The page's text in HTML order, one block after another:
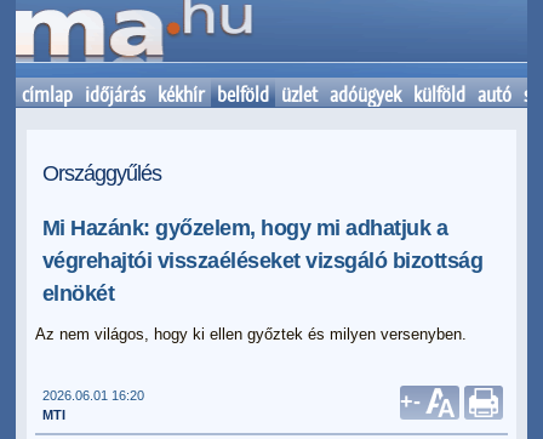
címlap időjárás kékhír belföld üzlet adóügyek külföld autó
Országgyűlés
Mi Hazánk: győzelem, hogy mi adhatjuk a
végrehajtói visszaéléseket vizsgáló bizottság
elnökét
Az nem világos, hogy ki ellen győztek és milyen versenyben.
2026.06.01 16:20
MTI
+-